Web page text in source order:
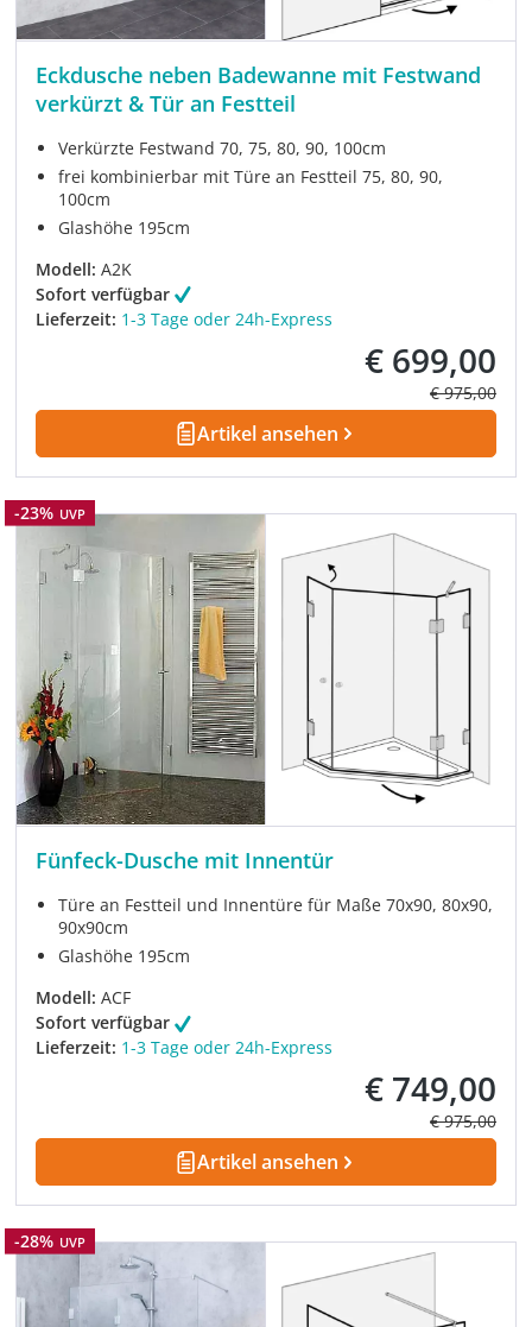
Eckdusche neben Badewanne mit Festwand
verkürzt & Tür an Festteil
Verkürzte Festwand 70, 75, 80, 90, 100cm
frei kombinierbar mit Türe an Festteil 75, 80, 90,
100cm
Glashöhe 195cm
Modell: A2K
Sofort verfügbar
Lieferzeit: 1-3 Tage oder 24h-Express
Verkaufspreis:
€ 699,00
Regulärer
€ 975,00
Artikel ansehen
Rabatt
-23% UVP
Fünfeck-Dusche mit Innentür
Türe an Festteil und Innentüre für Maße 70x90, 80x90,
90x90cm
Glashöhe 195cm
Modell: ACF
Sofort verfügbar
Lieferzeit: 1-3 Tage oder 24h-Express
Verkaufspreis:
€ 749,00
Regulärer
€ 975,00
Artikel ansehen
Rabatt
-28% UVP